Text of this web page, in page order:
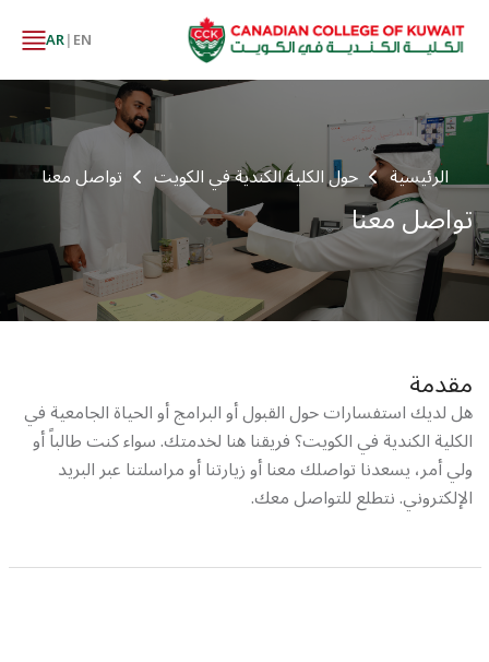
EN
|
AR
الرئيسية حول الكلية الكندية في الكويت تواصل معنا
تواصل معنا
مقدمة
هل لديك استفسارات حول القبول أو البرامج أو الحياة الجامعية في
الكلية الكندية في الكويت؟ فريقنا هنا لخدمتك. سواء كنت طالباً أو
ولي أمر، يسعدنا تواصلك معنا أو زيارتنا أو مراسلتنا عبر البريد
الإلكتروني. نتطلع للتواصل معك.